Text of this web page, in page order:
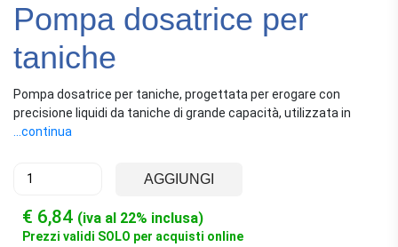
Pompa dosatrice per
taniche
Pompa dosatrice per taniche, progettata per erogare con
precisione liquidi da taniche di grande capacità, utilizzata in
contesti agricoli e industriali.
...continua
AGGIUNGI
€ 6,84 (iva al 22% inclusa)
Prezzi validi SOLO per acquisti online